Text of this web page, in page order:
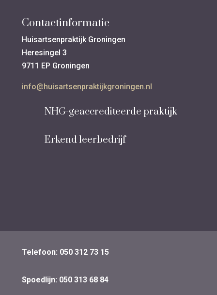
Contactinformatie
Huisartsenpraktijk Groningen
Heresingel 3
9711 EP Groningen
info@huisartsenpraktijkgroningen.nl
NHG-geaccrediteerde praktijk
Erkend leerbedrijf
Telefoon: 050 312 73 15
Spoedlijn: 050 313 68 84